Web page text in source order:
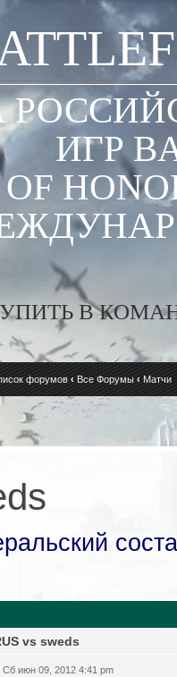
ИГР
В
форумов ‹ Все Форумы ‹ Матчи
vs sweds
Сб июн 09, 2012 4:41 pm